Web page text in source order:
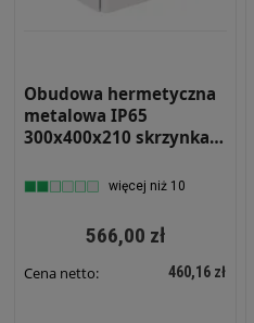
Obudowa hermetyczna
metalowa IP65
300x400x210 skrzynka
RH 342
więcej niż 10
566,00 zł
Cena netto: 460,16 zł